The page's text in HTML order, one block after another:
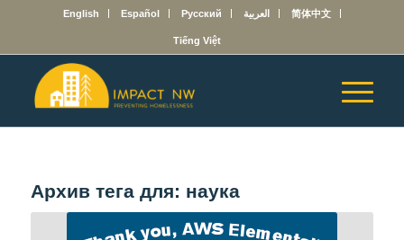
English Español Русский العربية 简体中文
Tiếng Việt
Архив тега для: наука